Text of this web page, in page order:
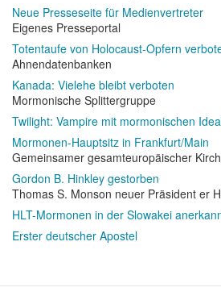
Neue Presseseite für Medienvertreter
Eigenes Presseportal
Totentaufe von Holocaust-Opfern
Ahnendatenbanken
Kanada: Vielehe bleibt verboten
Mormonische Splittergruppe
Twilight: Vampire mit mormonischen
Mormonen-Hauptsitz in Frankfurt/Main
Gemeinsamer gesamteuropäischer
Gordon B. Hinkley gestorben
Thomas S. Monson neuer Präsident er
HLT-Mormonen in der Slowakei
Erster deutscher Apostel